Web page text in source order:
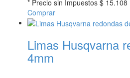
* Precio sin Impuestos $ 15.108
Comprar
Limas Husqvarna
4mm